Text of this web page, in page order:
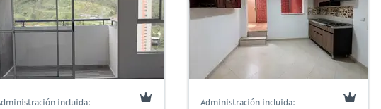
incluida: Administración incluida: